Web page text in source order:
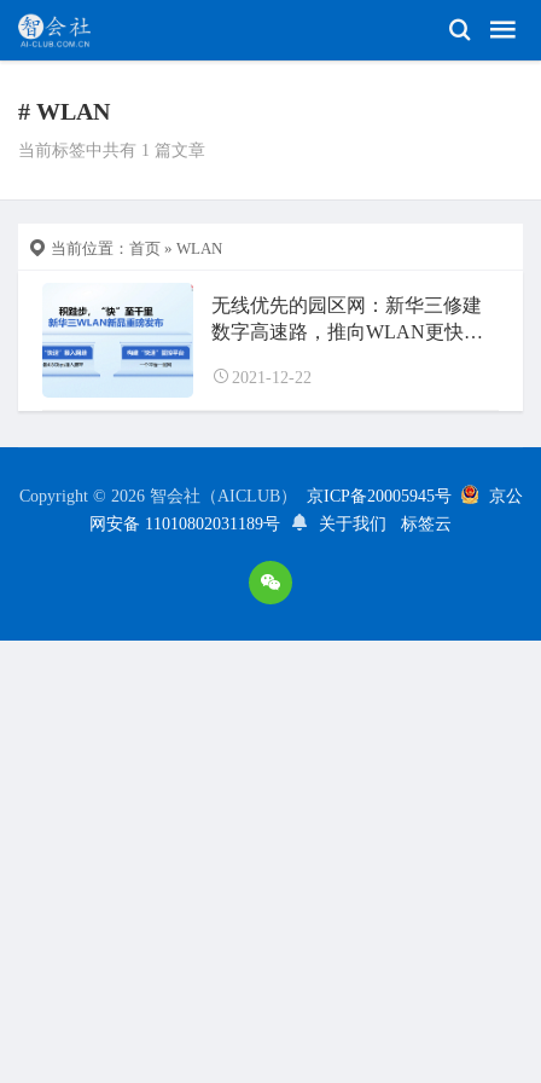
# WLAN
当前标签中共有 1 篇文章
当前位置： 首页 » WLAN
无线优先的园区网：新华三修建
数字高速路，推向WLAN更快与
2021-12-22
Copyright © 2026 智会社（AICLUB） 京ICP备20005945号
京公
网安备 11010802031189号
关于我们 标签云